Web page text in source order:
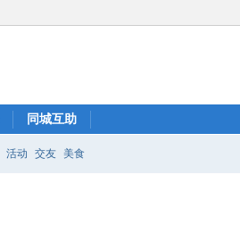
同城互助
活动 交友 美食